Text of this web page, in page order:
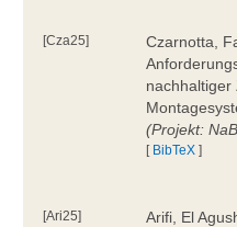
[Cza25]
Czarnotta,
nachhaltiger
(Projekt:
[ BibTeX ]
[Ari25]
Arifi, El